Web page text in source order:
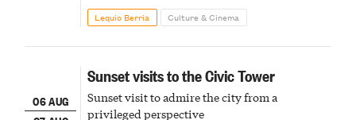
Lequio Berria Culture & Cinema
06 AUG
Sunset visits to the Civic Tower
Sunset visit to admire the city from a
privileged perspective